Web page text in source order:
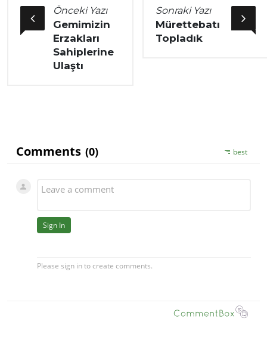
Önceki Yazı
Gemimizin
Erzakları
Sahiplerine
Ulaştı
Sonraki Yazı
Mürettebatı
Topladık